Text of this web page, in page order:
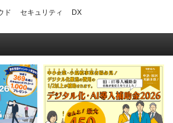
ド セキュリティ DX